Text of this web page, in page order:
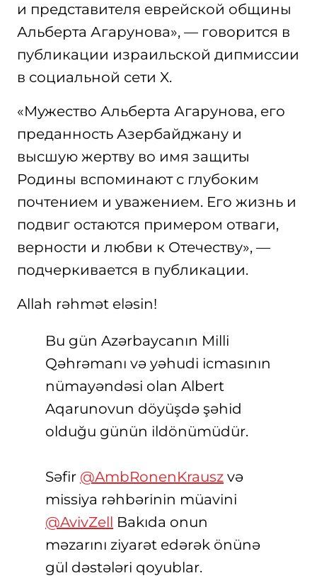
и представителя еврейской общины
Альберта Агарунова», — говорится в
публикации израильской дипмиссии
в социальной сети X.
«Мужество Альберта Агарунова, его
преданность Азербайджану и
высшую жертву во имя защиты
Родины вспоминают с глубоким
почтением и уважением. Его жизнь и
подвиг остаются примером отваги,
верности и любви к Отечеству», —
подчеркивается в публикации.
Allah rəhmət eləsin!
Bu gün Azərbaycanın Milli
Qəhrəmanı və yəhudi icmasının
nümayəndəsi olan Albert
Aqarunovun döyüşdə şəhid
olduğu günün ildönümüdür.
Səfir @AmbRonenKrausz və
missiya rəhbərinin müavini
@AvivZell Bakıda onun
məzarını ziyarət edərək önünə
gül dəstələri qoyublar.